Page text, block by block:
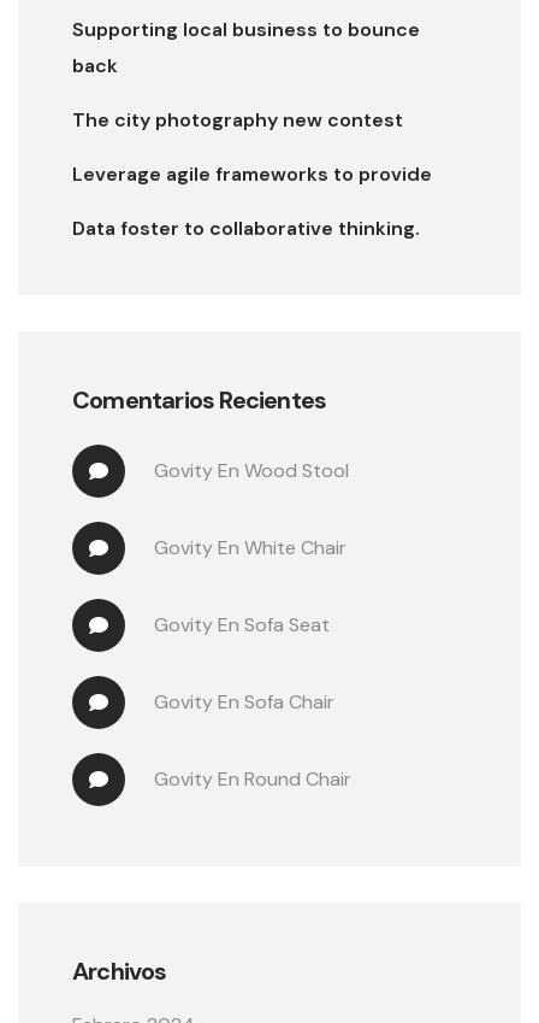
Supporting local business to bounce
back
The city photography new contest
Leverage agile frameworks to provide
Data foster to collaborative thinking.
Comentarios Recientes
Govity En Wood Stool
Govity En White Chair
Govity En Sofa Seat
Govity En Sofa Chair
Govity En Round Chair
Archivos